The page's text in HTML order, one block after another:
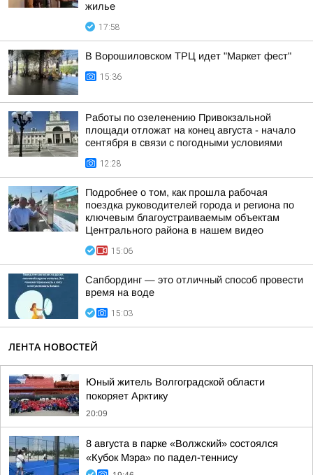
жилье
17:58
В Ворошиловском ТРЦ идет "Маркет фест"
15:36
Работы по озеленению Привокзальной
площади отложат на конец августа - начало
сентября в связи с погодными условиями
12:28
Подробнее о том, как прошла рабочая
поездка руководителей города и региона по
ключевым благоустраиваемым объектам
Центрального района в нашем видео
15:06
Сапбординг — это отличный способ провести
время на воде
15:03
ЛЕНТА НОВОСТЕЙ
Юный житель Волгоградской области
покоряет Арктику
20:09
8 августа в парке «Волжский» состоялся
«Кубок Мэра» по падел-теннису